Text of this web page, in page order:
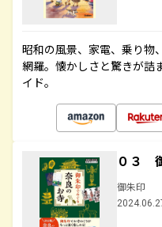
昭和の風景、家電、乗り物
網羅。懐かしさと驚きが詰
イド。
０３
御朱印